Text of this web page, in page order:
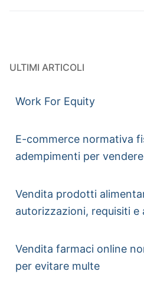
ULTIMI ARTICOLI
Work For Equity
E-commerce normativa
adempimenti per
Vendita prodotti
autorizzazioni, requisiti e
Vendita farmaci online
per evitare multe